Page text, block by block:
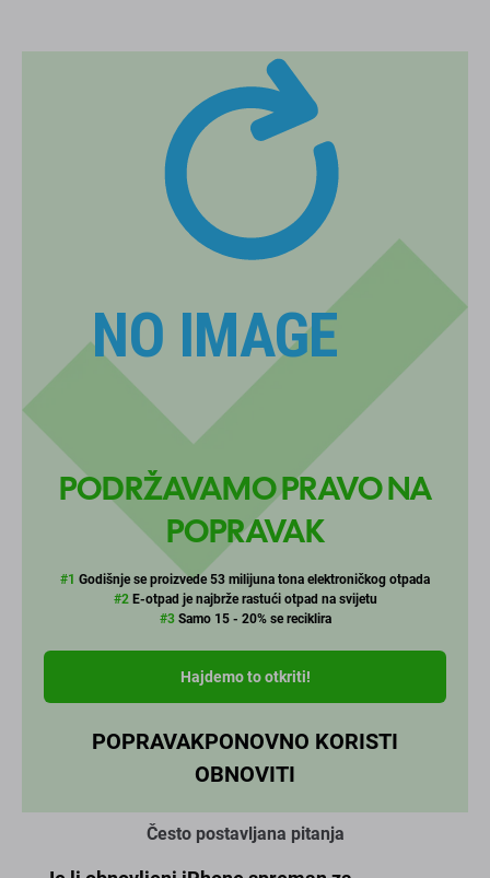
PODRŽAVAMO PRAVO NA
POPRAVAK
Godišnje se proizvede 53 milijuna tona elektroničkog otpada
E-otpad je najbrže rastući otpad na svijetu
#3
Samo 15 - 20% se reciklira
Hajdemo to otkriti!
POPRAVAKPONOVNO KORISTI
OBNOVITI
Je li obnovljeni iPhone spreman za
korištenje kao novi uređaj?
Dolazi li obnovljeni uređaj s jamstvom?
Zašto se na ovaj uređaj primjenjuje 0%
PDV-a?